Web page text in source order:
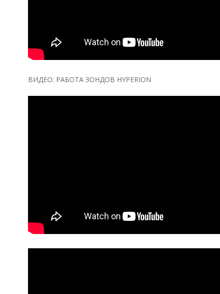
ВИДЕО: РАБОТА ЗОНДОВ HYPERION